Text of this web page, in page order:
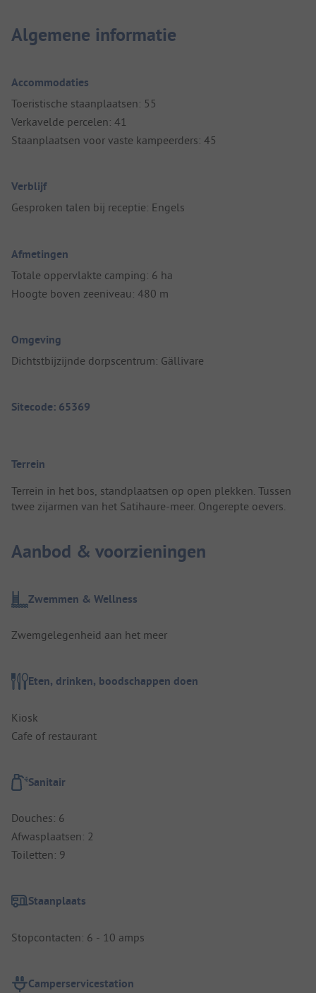
Algemene informatie
Accommodaties
Toeristische staanplaatsen: 55
Verkavelde percelen: 41
Staanplaatsen voor vaste kampeerders: 45
Verblijf
Gesproken talen bij receptie: Engels
Afmetingen
Totale oppervlakte camping: 6 ha
Hoogte boven zeeniveau: 480 m
Omgeving
Dichtstbijzijnde dorpscentrum: Gällivare
Sitecode: 65369
Terrein
Terrein in het bos, standplaatsen op open plekken. Tussen
twee zijarmen van het Satihaure-meer. Ongerepte oevers.
Aanbod & voorzieningen
Zwemmen & Wellness
Zwemgelegenheid aan het meer
Eten, drinken, boodschappen doen
Kiosk
Cafe of restaurant
Sanitair
Douches: 6
Afwasplaatsen: 2
Toiletten: 9
Staanplaats
Stopcontacten: 6 - 10 amps
Camperservicestation